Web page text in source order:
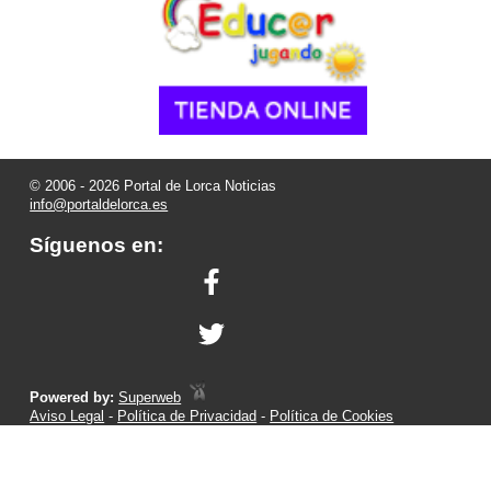
© 2006 - 2026 Portal de Lorca Noticias
info@portaldelorca.es
Síguenos en:
Powered by:Superweb
Aviso Legal - Política de Privacidad - Política de Cookies